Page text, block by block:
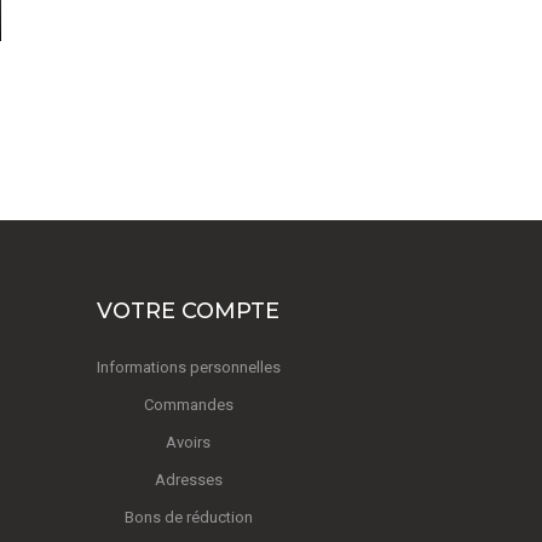
VOTRE COMPTE
Informations personnelles
Commandes
Avoirs
Adresses
Bons de réduction